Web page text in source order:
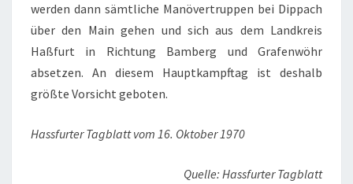
werden dann sämtliche Manövertruppen bei Dippach
über den Main gehen und sich aus dem Landkreis
Haßfurt in Richtung Bamberg und Grafenwöhr
absetzen. An diesem Hauptkampftag ist deshalb
größte Vorsicht geboten.
Hassfurter Tagblatt vom 16. Oktober 1970
Quelle: Hassfurter Tagblatt